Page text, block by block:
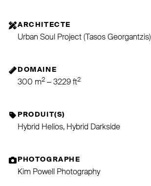
ARCHITECTE
Urban Soul Project (Tasos Georgantzis)
DOMAINE
300 m2 – 3229 ft2
PRODUIT(S)
Hybrid Helios, Hybrid Darkside
PHOTOGRAPHE
Kim Powell Photography